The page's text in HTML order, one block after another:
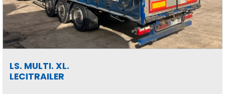
LS. MULTI. XL.
LECITRAILER